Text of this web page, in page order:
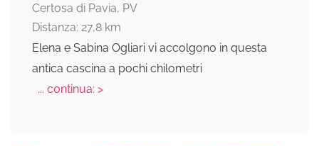
Certosa di Pavia, PV
Distanza: 27,8 km
Elena e Sabina Ogliari vi accolgono in questa
antica cascina a pochi chilometri
... continua: >